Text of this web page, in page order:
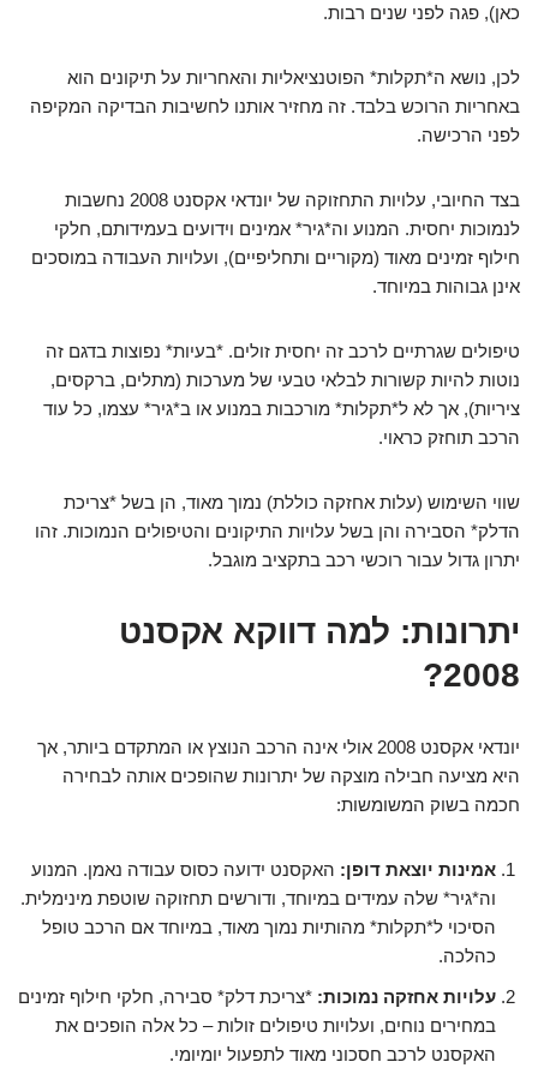
כאן), פגה לפני שנים רבות.
לכן, נושא ה*תקלות* הפוטנציאליות והאחריות על תיקונים הוא
באחריות הרוכש בלבד. זה מחזיר אותנו לחשיבות הבדיקה המקיפה
לפני הרכישה.
בצד החיובי, עלויות התחזוקה של יונדאי אקסנט 2008 נחשבות
לנמוכות יחסית. המנוע וה*גיר* אמינים וידועים בעמידותם, חלקי
חילוף זמינים מאוד (מקוריים ותחליפיים), ועלויות העבודה במוסכים
אינן גבוהות במיוחד.
טיפולים שגרתיים לרכב זה יחסית זולים. *בעיות* נפוצות בדגם זה
נוטות להיות קשורות לבלאי טבעי של מערכות (מתלים, ברקסים,
ציריות), אך לא ל*תקלות* מורכבות במנוע או ב*גיר* עצמו, כל עוד
הרכב תוחזק כראוי.
שווי השימוש (עלות אחזקה כוללת) נמוך מאוד, הן בשל *צריכת
הדלק* הסבירה והן בשל עלויות התיקונים והטיפולים הנמוכות. זהו
יתרון גדול עבור רוכשי רכב בתקציב מוגבל.
יתרונות: למה דווקא אקסנט
2008?
יונדאי אקסנט 2008 אולי אינה הרכב הנוצץ או המתקדם ביותר, אך
היא מציעה חבילה מוצקה של יתרונות שהופכים אותה לבחירה
חכמה בשוק המשומשות:
אמינות יוצאת דופן: האקסנט ידועה כסוס עבודה נאמן. המנוע
וה*גיר* שלה עמידים במיוחד, ודורשים תחזוקה שוטפת מינימלית.
הסיכוי ל*תקלות* מהותיות נמוך מאוד, במיוחד אם הרכב טופל
כהלכה.
עלויות אחזקה נמוכות: *צריכת דלק* סבירה, חלקי חילוף זמינים
במחירים נוחים, ועלויות טיפולים זולות – כל אלה הופכים את
האקסנט לרכב חסכוני מאוד לתפעול יומיומי.